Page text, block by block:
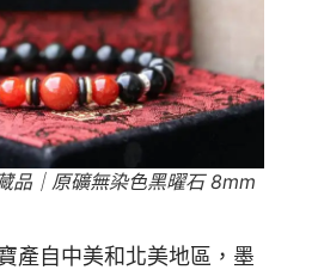
品｜原礦無染色黑曜石 8mm
產自中美和北美地區，墨